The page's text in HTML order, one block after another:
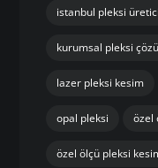
istanbul pleksi üretici
kurumsal pleksi
lazer pleksi kesim
opal pleksi özel
özel ölçü pleksi